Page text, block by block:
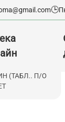
🕒
(ТАБЛ.. П/О